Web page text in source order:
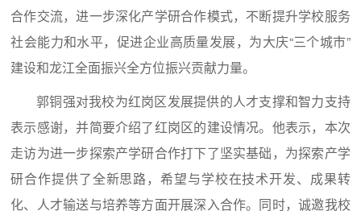
合作交流，进一步深化产学研合作模式，不断提升学校服务
社会能力和水平，促进企业高质量发展，为大庆“三个城市”
建设和龙江全面振兴全方位振兴贡献力量。
郭铜强对我校为红岗区发展提供的人才支撑和智力支持
表示感谢，并简要介绍了红岗区的建设情况。他表示，本次
走访为进一步探索产学研合作打下了坚实基础，为探索产学
研合作提供了全新思路，希望与学校在技术开发、成果转
化、人才输送与培养等方面开展深入合作。同时，诚邀我校